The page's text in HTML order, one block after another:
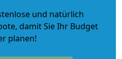
und natürlich
, damit Sie Ihr Budget
planen!